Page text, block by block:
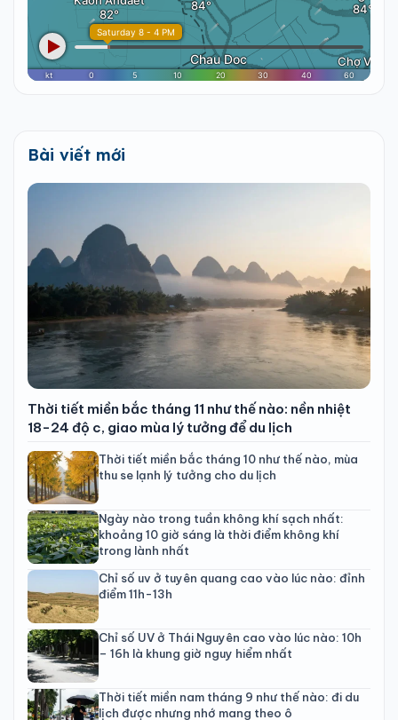
Bài viết mới
Thời tiết miền bắc tháng 11 như thế nào: nền nhiệt
18-24 độ c, giao mùa lý tưởng để du lịch
Thời tiết miền bắc tháng 10 như thế nào, mùa
thu se lạnh lý tưởng cho du lịch
Ngày nào trong tuần không khí sạch nhất:
khoảng 10 giờ sáng là thời điểm không khí
trong lành nhất
Chỉ số uv ở tuyên quang cao vào lúc nào: đỉnh
điểm 11h-13h
Chỉ số UV ở Thái Nguyên cao vào lúc nào: 10h
– 16h là khung giờ nguy hiểm nhất
Thời tiết miền nam tháng 9 như thế nào: đi du
lịch được nhưng nhớ mang theo ô